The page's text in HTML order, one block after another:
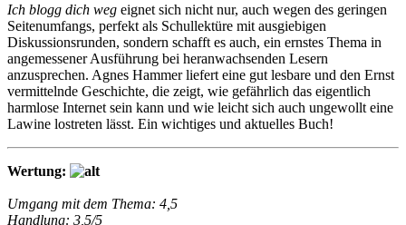
Ich blogg dich weg eignet sich nicht nur, auch wegen des geringen
Seitenumfangs, perfekt als Schullektüre mit ausgiebigen
Diskussionsrunden, sondern schafft es auch, ein ernstes Thema in
angemessener Ausführung bei heranwachsenden Lesern
anzusprechen. Agnes Hammer liefert eine gut lesbare und den Ernst
vermittelnde Geschichte, die zeigt, wie gefährlich das eigentlich
harmlose Internet sein kann und wie leicht sich auch ungewollt eine
Lawine lostreten lässt. Ein wichtiges und aktuelles Buch!
Wertung:
Umgang mit dem Thema: 4,5
Handlung: 3,5/5